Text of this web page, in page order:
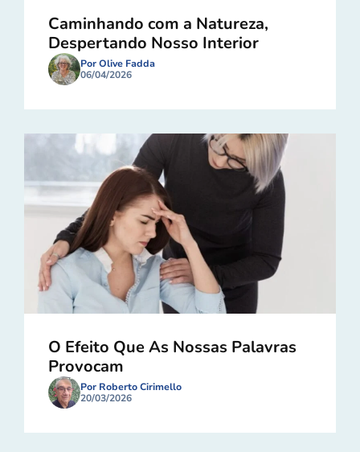
Caminhando com a Natureza,
Despertando Nosso Interior
Por Olive Fadda
06/04/2026
O Efeito Que As Nossas Palavras
Provocam
Por Roberto Cirimello
20/03/2026